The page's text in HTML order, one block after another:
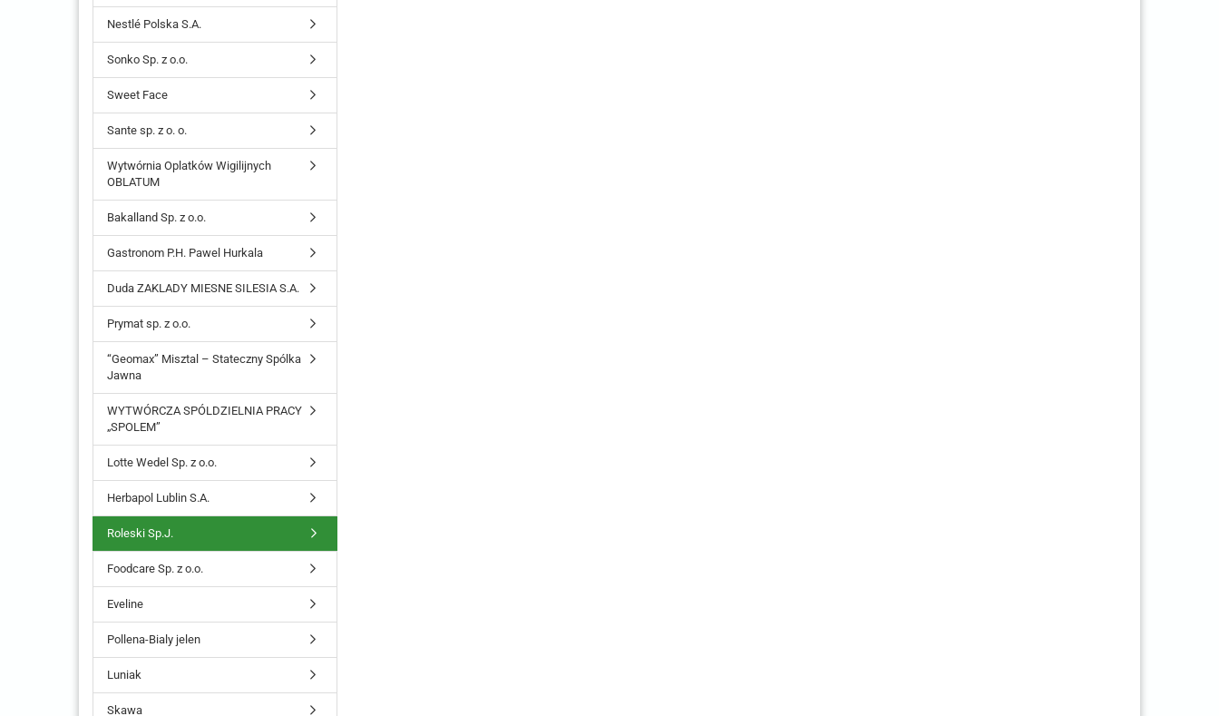
Nestlé Polska S.A.
Sonko Sp. z o.o.
Sweet Face
Sante sp. z o. o.
Wytwórnia Oplatków Wigilijnych
OBLATUM
Bakalland Sp. z o.o.
Gastronom P.H. Pawel Hurkala
Duda ZAKLADY MIESNE SILESIA S.A.
Prymat sp. z o.o.
“Geomax” Misztal – Stateczny Spólka
Jawna
WYTWÓRCZA SPÓLDZIELNIA PRACY
„SPOLEM”
Lotte Wedel Sp. z o.o.
Herbapol Lublin S.A.
Roleski Sp.J.
Foodcare Sp. z o.o.
Eveline
Pollena-Bialy jelen
Luniak
Skawa